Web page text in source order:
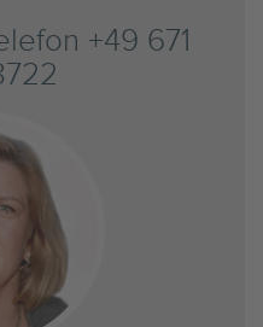
+49 671